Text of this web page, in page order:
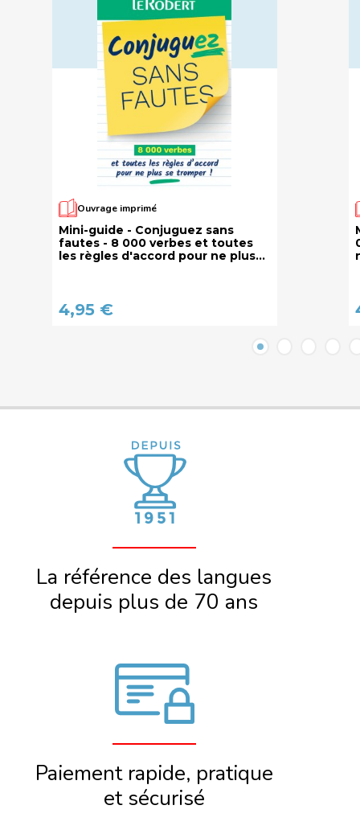
Ouvrage imprimé
Mini-guide - Conjuguez sans
fautes - 8 000 verbes et toutes
les règles d'accord pour ne plus
4,95 €
La référence des langues
depuis plus de 70 ans
Paiement rapide, pratique
et sécurisé